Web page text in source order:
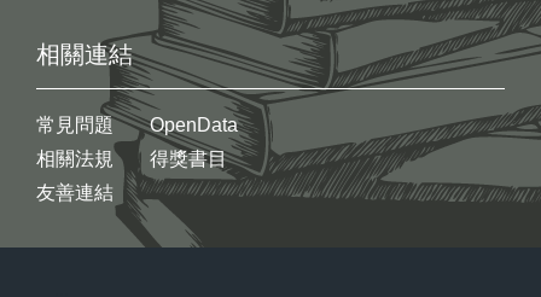
相關連結
常見問題
相關法規
友善連結
OpenData
得獎書目